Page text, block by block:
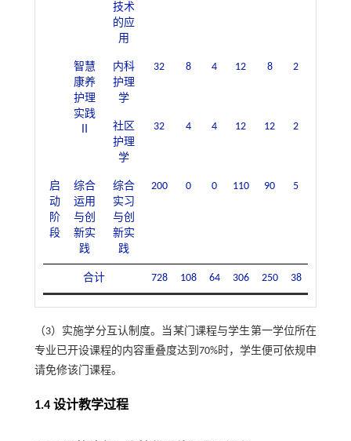
合计 728 108 64 306 250 38
技术
的应
用
智慧
康养
护理
实践
内科
护理
学
32 8 4 12 8 2
社区
护理
学
32 4 4 12 12 2
启
动
阶
段
综合
运用
与创
新实
践
综合
实习
与创
新实
践
200 0 0 110 90 5
（3）实施学分互认制度。当某门课程与学生第一学位所在
专业已开设课程的内容重叠度达到70%时，学生便可依规申
请免修该门课程。
1.4 设计教学过程